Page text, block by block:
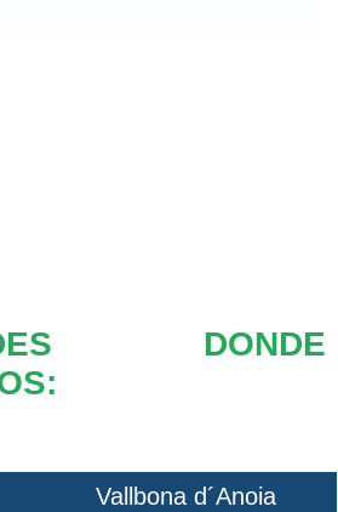
DONDE
Vallbona d´Anoia